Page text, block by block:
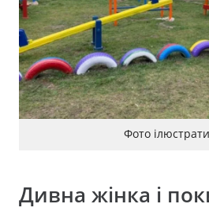
Фото
Дивна жінка і